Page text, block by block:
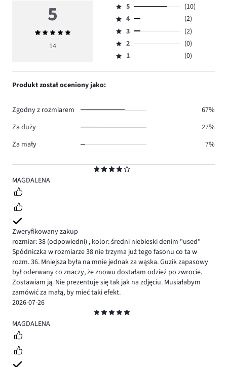
4
MAGDALENA
Zweryfikowany zakup
rozmiar: 38 (odpowiedni) , kolor: średni niebieski denim "used"
Spódniczka w rozmiarze 38 nie trzyma już tego fasonu co ta w
rozm. 36. Mniejsza była na mnie jednak za wąska. Guzik zapasowy
był oderwany co znaczy, że znowu dostałam odzież po zwrocie.
Zostawiam ją. Nie prezentuje się tak jak na zdjęciu. Musiałabym
zamówić za małą, by mieć taki efekt.
2026-07-26
5
MAGDALENA
5
Średnia
ocena
14
Ocena
5,
ilość
głosów
10.
5
(10)
Ocena
4,
ilość
głosów
4
(2)
Ocena
3,
ilość
3
(2)
Ocena
2,
2
(0)
Ocena
1,
1 (0)
Produkt został oceniony jako:
Zgodny z rozmiarem
67%
Za duży
27%
Za mały
7%